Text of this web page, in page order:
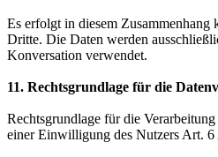
Es erfolgt in diesem Zusammenhang
Dritte. Die Daten werden
Konversation verwendet.
11. Rechtsgrundlage für die
Rechtsgrundlage für die
einer Einwilligung des Nutzers Art.